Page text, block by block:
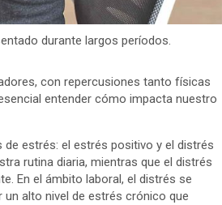
durante largos períodos.
con repercusiones tanto físicas
entender cómo impacta nuestro
de estrés: el estrés positivo y el distrés
rutina diaria, mientras que el distrés
En el ámbito laboral, el distrés se
alto nivel de estrés crónico que